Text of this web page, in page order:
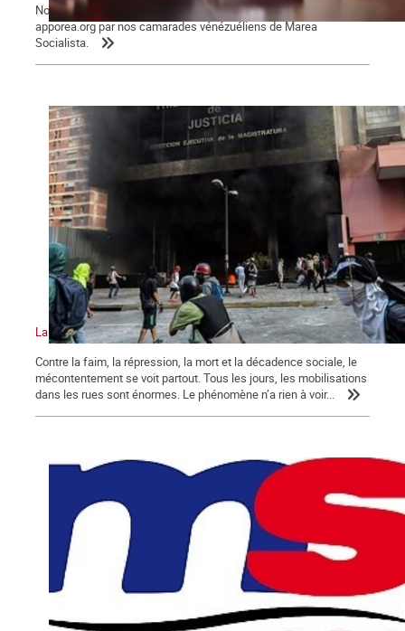
Nous reproduisons des extraits du texte publié sur le site
apporea.org par nos camarades vénézuéliens de Marea
Socialista.
La crise au Venezuela atteint un niveau sans précédent
Contre la faim, la répression, la mort et la décadence sociale, le
mécontentement se voit partout. Tous les jours, les mobilisations
dans les rues sont énormes. Le phénomène n’a rien à voir...